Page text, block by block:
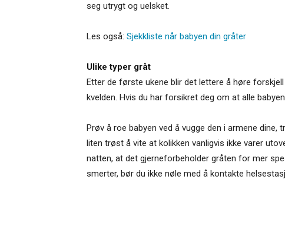
seg utrygt og uelsket.
Les også: Sjekkliste når babyen din gråter
Ulike typer gråt
Etter de første ukene blir det lettere å høre
kvelden. Hvis du har forsikret deg om at alle
Prøv å roe babyen ved å vugge den i armene
liten trøst å vite at kolikken vanligvis ikke varer
natten, at det gjerneforbeholder gråten for mer
smerter, bør du ikke nøle med å kontakte